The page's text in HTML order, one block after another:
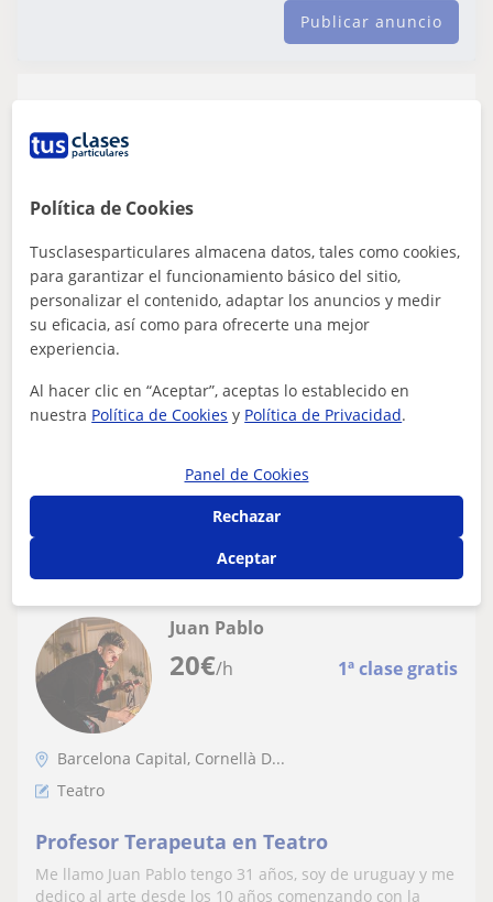
Publicar anuncio
Barcelona Capital, Esplugues ...
Teatro
Imparto clase de interpretación-teatro en
el instituto britanico de Barcelona y me
gustaria hacerlo online tambien para
niños y adultos. El teatro es una forma de
aprender ser mas seguros de si mismo,
Clases de enseñanza personalizadas para tu hija o hijo,
incluso para adultos.El teatro es una de esas opciones
completas para poder alejar...
20€/h 1ª clase gratis
Juan Pablo
Barcelona Capital, Cornellà D...
Teatro
Profesor Terapeuta en Teatro
Me llamo Juan Pablo tengo 31 años, soy de uruguay y me
dedico al arte desde los 10 años comenzando con la
Política de Cookies
Tusclasesparticulares almacena datos, tales como cookies,
para garantizar el funcionamiento básico del sitio,
personalizar el contenido, adaptar los anuncios y medir
su eficacia, así como para ofrecerte una mejor
experiencia.
Al hacer clic en “Aceptar”, aceptas lo establecido en
nuestra Política de Cookies y Política de Privacidad.
Panel de Cookies
Rechazar
Aceptar